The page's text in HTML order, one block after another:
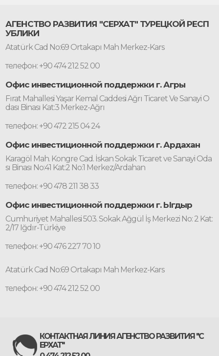
АГЕНСТВО РАЗВИТИЯ "СЕРХАТ" ТУРЕЦКОЙ РЕСП
УБЛИКИ
Atatürk Cad No:69 Ortakapı Mah Merkez-Kars
телефон: +90 474 212 52 00
Офис инвестиционной поддержки г. Агры
Fırat Mahallesi Yaşar Kemal Caddesi Ağrı Ticaret Ve Sanayi O
dası Binası Kat:3 Merkez-Ağrı
телефон: +90 472 215 04 24
Офис инвестиционной поддержки г. Ардахан
Karagöl Mah. Kongre Cad. İskan Sokak Ticaret ve Sanayi Oda
sı Binası No:41 Kat:2 No:1 Merkez/Ardahan
телефон: +90 478 211 38 33
Офис инвестиционной поддержки г. Ыгдыр
Cumhuriyet Mahallesi 503. Sokak Ağgül İş Merkezi No: 2 Kat:
2/17 Iğdır-Türkiye
телефон: +90 476 227 70 10
Atatürk Cad No:69 Ortakapı Mah Merkez-Kars
телефон: +90 474 212 52 00
КОНТАКТНАЯ ЛИНИЯ АГЕНСТВО РАЗВИТИЯ "С
ЕРХАТ"